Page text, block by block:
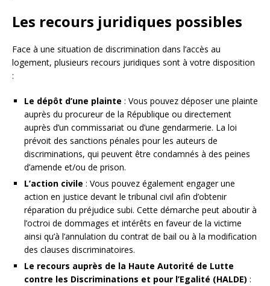
Les recours juridiques possibles
Face à une situation de discrimination dans l’accès au
logement, plusieurs recours juridiques sont à votre disposition
:
Le dépôt d’une plainte : Vous pouvez déposer une plainte
auprès du procureur de la République ou directement
auprès d’un commissariat ou d’une gendarmerie. La loi
prévoit des sanctions pénales pour les auteurs de
discriminations, qui peuvent être condamnés à des peines
d’amende et/ou de prison.
L’action civile : Vous pouvez également engager une
action en justice devant le tribunal civil afin d’obtenir
réparation du préjudice subi. Cette démarche peut aboutir à
l’octroi de dommages et intérêts en faveur de la victime
ainsi qu’à l’annulation du contrat de bail ou à la modification
des clauses discriminatoires.
Le recours auprès de la Haute Autorité de Lutte
contre les Discriminations et pour l’Egalité (HALDE) :